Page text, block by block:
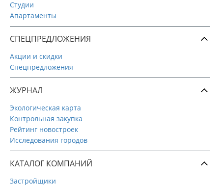
Студии
Апартаменты
СПЕЦПРЕДЛОЖЕНИЯ
Акции и скидки
Спецпредложения
ЖУРНАЛ
Экологическая карта
Контрольная закупка
Рейтинг новостроек
Исследования городов
КАТАЛОГ КОМПАНИЙ
Застройщики